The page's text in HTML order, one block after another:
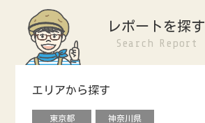
レポートを探す
Search Report
エリアから探す
東京都 神奈川県